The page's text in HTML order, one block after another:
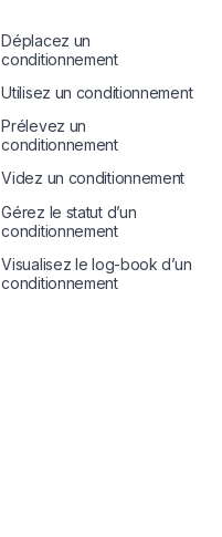
Déplacez un
conditionnement
Utilisez un conditionnement
Prélevez un
conditionnement
Videz un conditionnement
Gérez le statut d’un
conditionnement
Visualisez le log-book d’un
conditionnement